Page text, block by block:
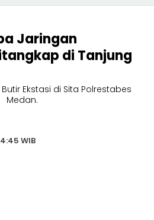
Jaringan
di Tanjung
Ekstasi di Sita Polrestabes
Medan.
WIB